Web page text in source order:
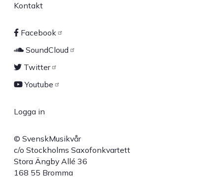
Kontakt
Sociala
länkar
Facebook
SoundCloud
Twitter
Youtube
account
menu
Logga in
© SvenskMusikvår
c/o Stockholms Saxofonkvartett
Stora Ängby Allé 36
168 55 Bromma